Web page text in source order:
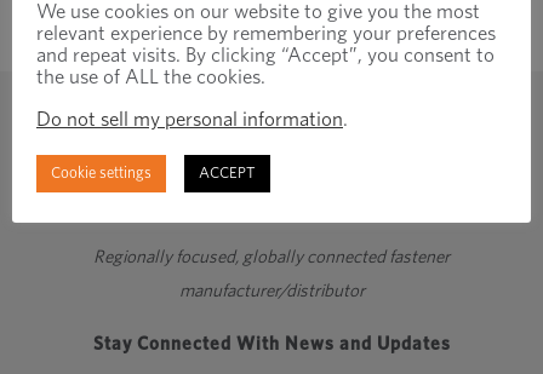
Regionally focused, globally connected fastener
manufacturer/distributor
Stay Connected With News and Updates
We use cookies on our website to give you the most
relevant experience by remembering your preferences
and repeat visits. By clicking “Accept”, you consent to
the use of ALL the cookies.
Do not sell my personal information.
Cookie settings ACCEPT